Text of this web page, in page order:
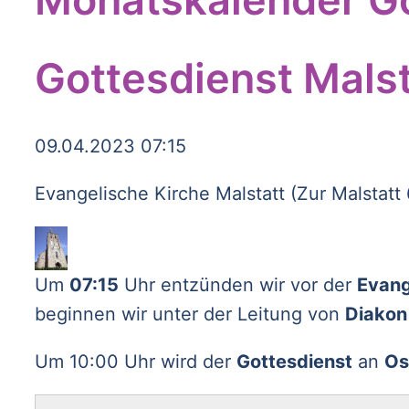
Gottesdienst
09.04.2023 07:15
Evangelische Kirche Malstatt (Zur Malstatt
Um 07:15 Uhr entzünden wir vor der
beginnen wir unter der Leitung von
Um 10:00 Uhr wird der Gottesdienst an